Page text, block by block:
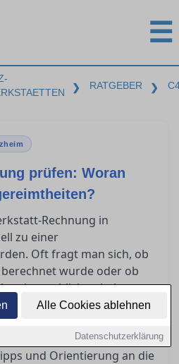
Alle Cookies ablehnen
Datenschutzerklärung
☰
❯ RATGEBER ❯
prüfen: Woran
Rechnung in
zu einer
Oft fragt man sich, ob
wurde oder ob
eingeschlichen haben.
wesentlichen Bestandteile
zu schaffen und
zu erkennen, geben
und Orientierung an die